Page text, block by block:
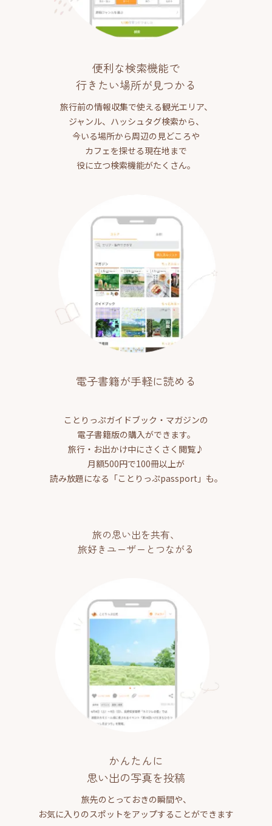
便利な検索機能で
行きたい場所が見つかる
旅行前の情報収集で使える観光エリア、
ジャンル、ハッシュタグ検索から、
今いる場所から周辺の見どころや
カフェを探せる現在地まで
役に立つ検索機能がたくさん。
電子書籍が手軽に読める
ことりっぷガイドブック・マガジンの
電子書籍版の購入ができます。
旅行・お出かけ中にさくさく閲覧♪
月額500円で100冊以上が
読み放題になる「ことりっぷpassport」も。
旅の思い出を共有、
旅好きユーザーとつながる
かんたんに
思い出の写真を投稿
旅先のとっておきの瞬間や、
お気に入りのスポットをアップすることができます